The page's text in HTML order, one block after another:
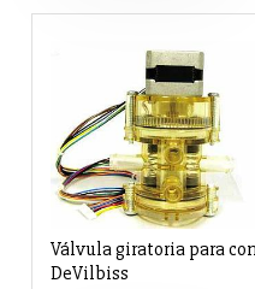
Válvula giratoria para
DeVilbiss